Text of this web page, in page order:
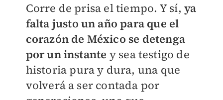
Corre de prisa el tiempo. Y sí, ya
falta justo un año para que el
corazón de México se detenga
por un instante y sea testigo de
historia pura y dura, una que
volverá a ser contada por